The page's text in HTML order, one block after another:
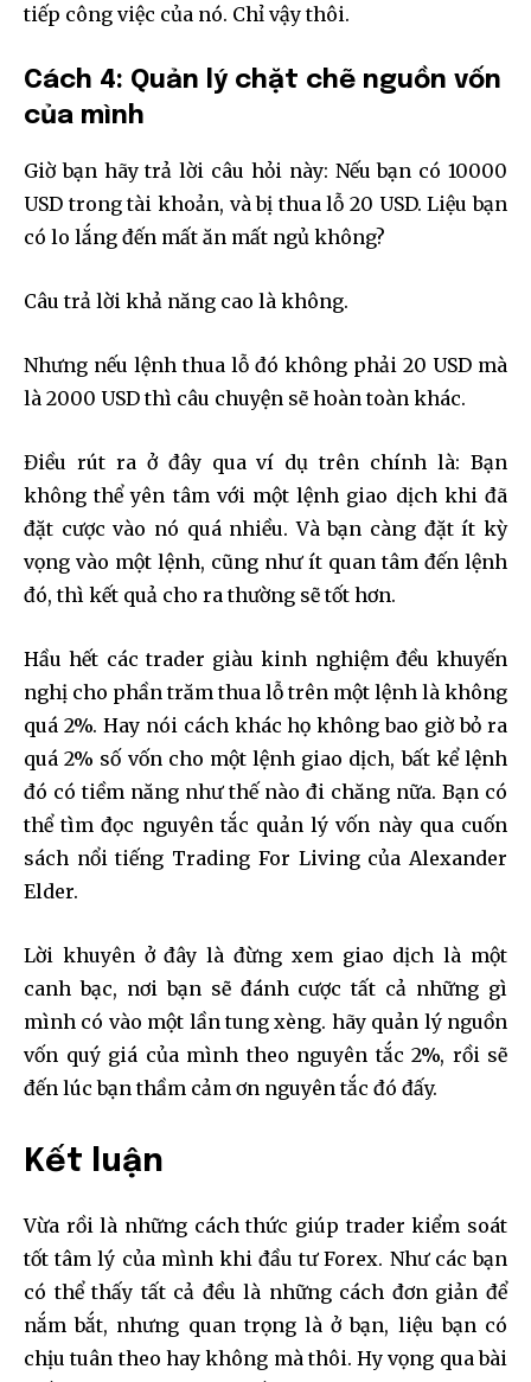
tiếp công việc của nó. Chỉ vậy thôi.
Cách 4: Quản lý chặt chẽ nguồn vốn
của mình
Giờ bạn hãy trả lời câu hỏi này: Nếu bạn có 10000
USD trong tài khoản, và bị thua lỗ 20 USD. Liệu bạn
có lo lắng đến mất ăn mất ngủ không?
Câu trả lời khả năng cao là không.
Nhưng nếu lệnh thua lỗ đó không phải 20 USD mà
là 2000 USD thì câu chuyện sẽ hoàn toàn khác.
Điều rút ra ở đây qua ví dụ trên chính là: Bạn
không thể yên tâm với một lệnh giao dịch khi đã
đặt cược vào nó quá nhiều. Và bạn càng đặt ít kỳ
vọng vào một lệnh, cũng như ít quan tâm đến lệnh
đó, thì kết quả cho ra thường sẽ tốt hơn.
Hầu hết các trader giàu kinh nghiệm đều khuyến
nghị cho phần trăm thua lỗ trên một lệnh là không
quá 2%. Hay nói cách khác họ không bao giờ bỏ ra
quá 2% số vốn cho một lệnh giao dịch, bất kể lệnh
đó có tiềm năng như thế nào đi chăng nữa. Bạn có
thể tìm đọc nguyên tắc quản lý vốn này qua cuốn
sách nổi tiếng Trading For Living của Alexander
Elder.
Lời khuyên ở đây là đừng xem giao dịch là một
canh bạc, nơi bạn sẽ đánh cược tất cả những gì
mình có vào một lần tung xèng. hãy quản lý nguồn
vốn quý giá của mình theo nguyên tắc 2%, rồi sẽ
đến lúc bạn thầm cảm ơn nguyên tắc đó đấy.
Kết luận
Vừa rồi là những cách thức giúp trader kiểm soát
tốt tâm lý của mình khi đầu tư Forex. Như các bạn
có thể thấy tất cả đều là những cách đơn giản để
nắm bắt, nhưng quan trọng là ở bạn, liệu bạn có
chịu tuân theo hay không mà thôi. Hy vọng qua bài